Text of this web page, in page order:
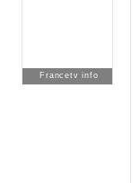
Francetv info